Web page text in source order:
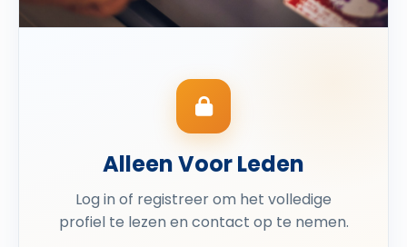
Alleen Voor Leden
Log in of registreer om het volledige
profiel te lezen en contact op te nemen.